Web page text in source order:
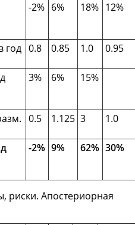
-2% 6% 18% 12%
год 0.8 0.85 1.0 0.95
3% 6% 15%
0.5 1.125 3 1.0
-2% 9% 62% 30%
риски. Апостериорная